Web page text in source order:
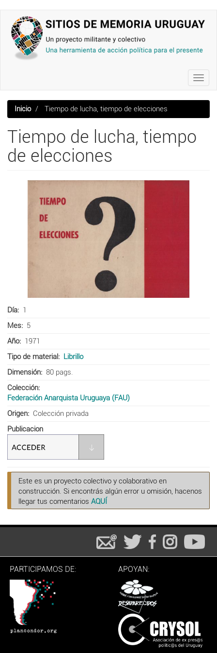
contenido
principal
Inicio Tiempo de lucha, tiempo de elecciones
Tiempo de lucha, tiempo
de elecciones
Día
1
Mes
5
Año
1971
Tipo de material
Librillo
Dimensión
80 pags.
Colección
Federación Anarquista Uruguaya (FAU)
Origen
Colección privada
Publicacion
Este es un proyecto colectivo y colaborativo en
construcción. Si encontrás algún error u omisión, hacenos
llegar tus comentarios AQUÍ
PARTICIPAMOS DE: APOYAN: